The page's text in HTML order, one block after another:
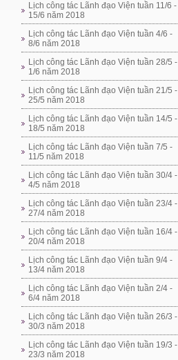
Lịch công tác Lãnh đạo Viện tuần 11/6 -
15/6 năm 2018
Lịch công tác Lãnh đạo Viện tuần 4/6 -
8/6 năm 2018
Lịch công tác Lãnh đạo Viện tuần 28/5 -
1/6 năm 2018
Lịch công tác Lãnh đạo Viện tuần 21/5 -
25/5 năm 2018
Lịch công tác Lãnh đạo Viện tuần 14/5 -
18/5 năm 2018
Lịch công tác Lãnh đạo Viện tuần 7/5 -
11/5 năm 2018
Lịch công tác Lãnh đạo Viện tuần 30/4 -
4/5 năm 2018
Lịch công tác Lãnh đạo Viện tuần 23/4 -
27/4 năm 2018
Lịch công tác Lãnh đạo Viện tuần 16/4 -
20/4 năm 2018
Lịch công tác Lãnh đạo Viện tuần 9/4 -
13/4 năm 2018
Lịch công tác Lãnh đạo Viện tuần 2/4 -
6/4 năm 2018
Lịch công tác Lãnh đạo Viện tuần 26/3 -
30/3 năm 2018
Lịch công tác Lãnh đạo Viện tuần 19/3 -
23/3 năm 2018